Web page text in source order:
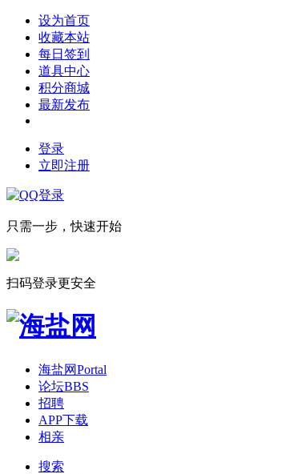
设为首页
收藏本站
每日签到
道具中心
积分商城
最新发布
登录
立即注册
只需一步，快速开始
扫码登录更安全
海盐网Portal
论坛BBS
招聘
APP下载
相亲
搜索